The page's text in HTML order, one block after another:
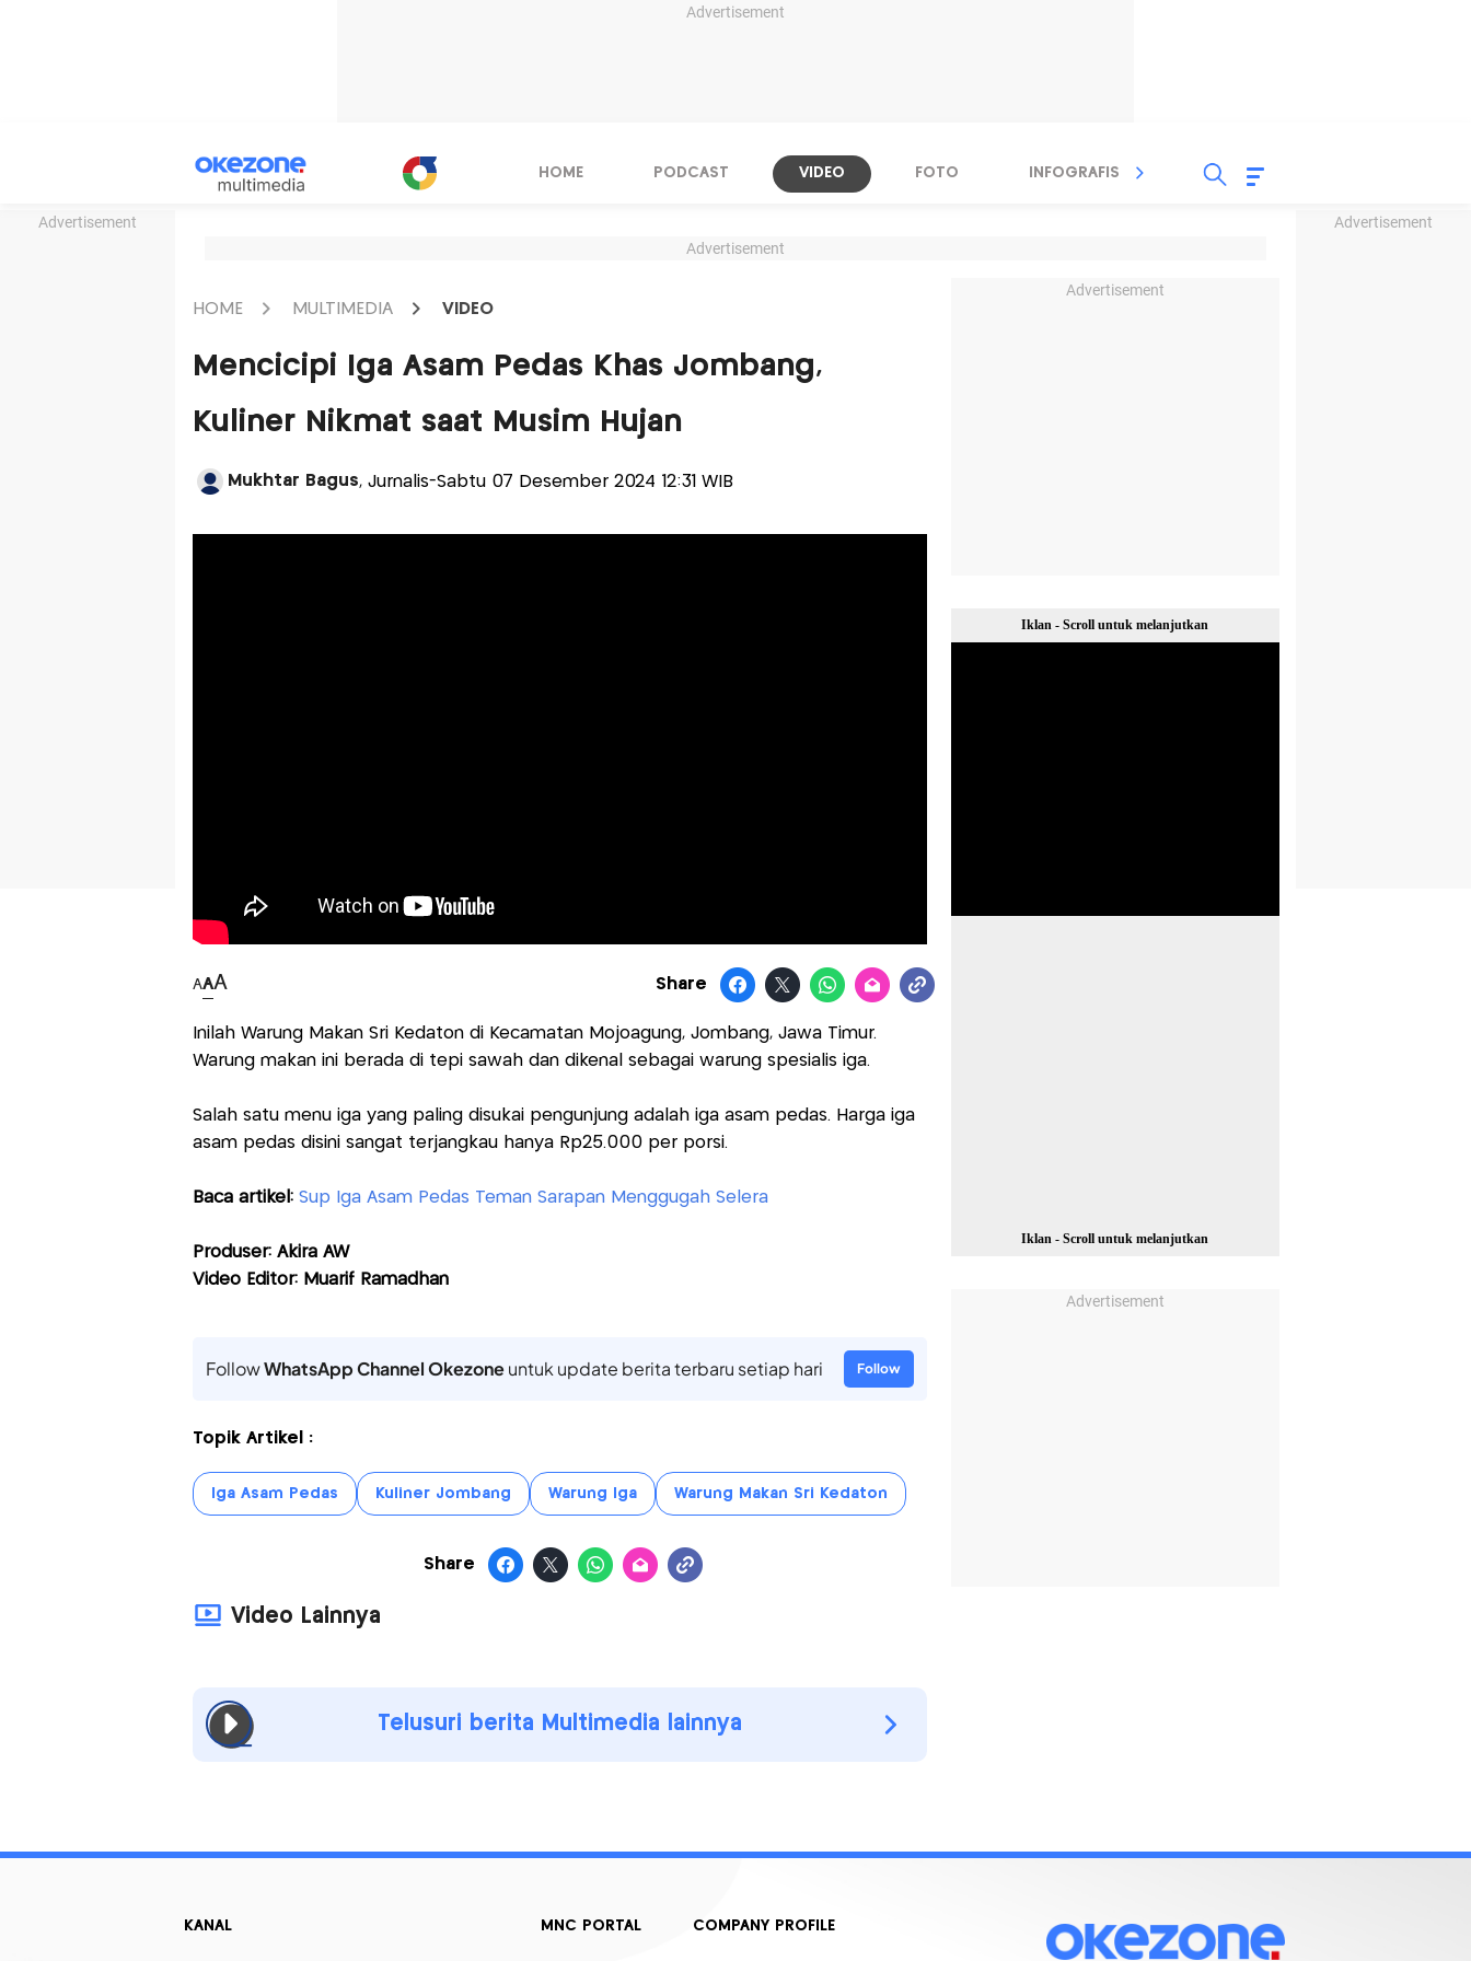
Advertisement
Advertisement Advertisement
HOME PODCAST VIDEO FOTO INFOGRAFIS TV STREAMING
Advertisement
HOME MULTIMEDIA VIDEO
Mencicipi Iga Asam Pedas Khas Jombang,
Kuliner Nikmat saat Musim Hujan
Mukhtar Bagus, Jurnalis-Sabtu 07 Desember 2024 12:31 WIB
AAA Share
Inilah Warung Makan Sri Kedaton di Kecamatan Mojoagung, Jombang, Jawa Timur.
Warung makan ini berada di tepi sawah dan dikenal sebagai warung spesialis iga.
Salah satu menu iga yang paling disukai pengunjung adalah iga asam pedas. Harga iga
asam pedas disini sangat terjangkau hanya Rp25.000 per porsi.
Baca artikel: Sup Iga Asam Pedas Teman Sarapan Menggugah Selera
Produser: Akira AW
Video Editor: Muarif Ramadhan
FollowWhatsApp Channel Okezoneuntuk update berita terbaru setiap hari Follow
Topik Artikel :
Iga Asam Pedas Kuliner Jombang Warung Iga Warung Makan Sri Kedaton
Share
Video Lainnya
Telusuri berita Multimedia lainnya
Advertisement
Iklan - Scroll untuk melanjutkan
Iklan - Scroll untuk melanjutkan
Advertisement
KANAL MNC PORTAL COMPANY PROFILE